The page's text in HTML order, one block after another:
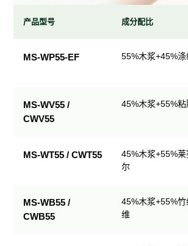
卫
产品型号 成分配比
MS-WP55-EF 55%木浆+45%涤
MS-WV55 /
CWV55
45%木浆+55%粘
MS-WT55 / CWT55
45%木浆+55%莱
尔
MS-WB55 /
CWB55
45%木浆+55%竹
维